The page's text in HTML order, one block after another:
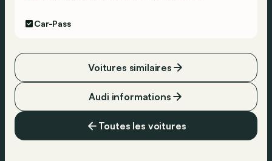
Car-Pass
Toutes les voitures
Audi informations
Voitures similaires